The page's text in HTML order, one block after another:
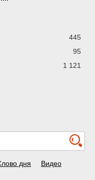
445
95
1 121
дня Видео